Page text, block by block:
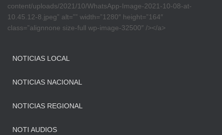
content/uploads/2021/10/WhatsApp-Image-2021-10-08-at-
10.45.12-8.jpeg” alt=”” width=”1280″ height=”164″
class=”alignnone size-full wp-image-32500″ /></a>
NOTICIAS LOCAL
NOTICIAS NACIONAL
NOTICIAS REGIONAL
NOTI AUDIOS